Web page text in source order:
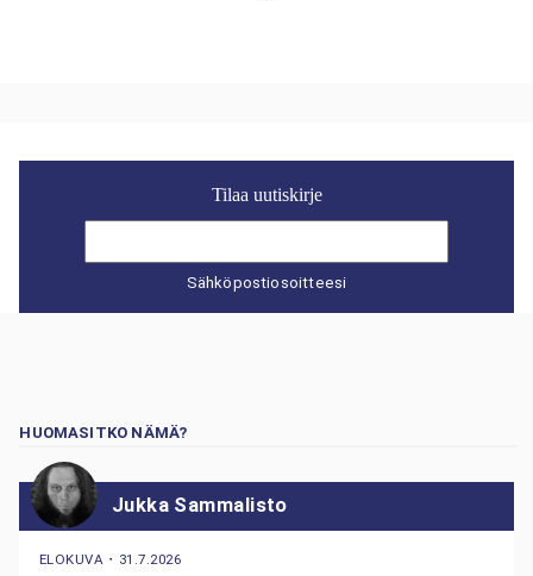
Tilaa uutiskirje
Sähköpostiosoitteesi
HUOMASITKO NÄMÄ?
Jukka Sammalisto
ELOKUVA ・ 31.7.2026